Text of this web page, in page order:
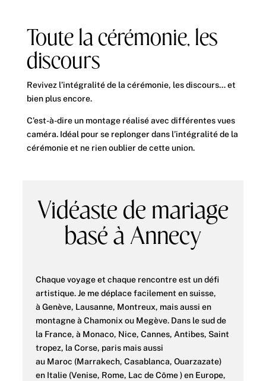
Toute la cérémonie, les
discours
Revivez l’intégralité de la cérémonie, les discours… et
bien plus encore.
C’est-à-dire un montage réalisé avec différentes vues
caméra. Idéal pour se replonger dans l’intégralité de la
cérémonie et ne rien oublier de cette union.
Vidéaste de mariage
basé à Annecy
Chaque voyage et chaque rencontre est un défi
artistique. Je me déplace facilement en suisse,
à Genève, Lausanne, Montreux, mais aussi en
montagne à Chamonix ou Megève. Dans le sud de
la France, à Monaco, Nice, Cannes, Antibes, Saint
tropez, la Corse, paris mais aussi
au Maroc (Marrakech, Casablanca, Ouarzazate)
en Italie (Venise, Rome, Lac de Côme ) en Europe,